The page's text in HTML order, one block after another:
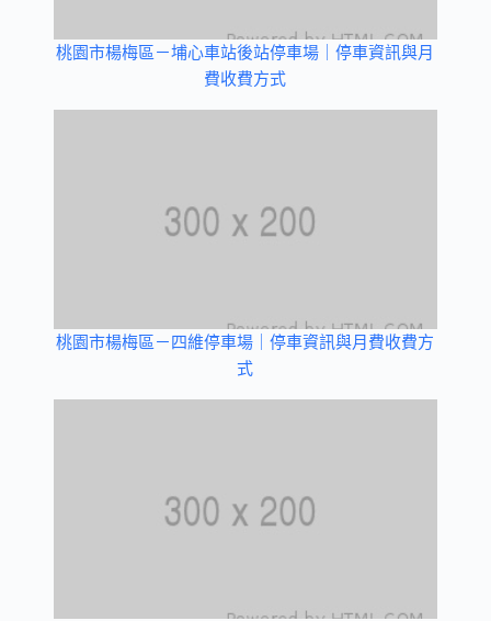
桃園市楊梅區－埔心車站後站停車場｜停車資訊與月
費收費方式
桃園市楊梅區－四維停車場｜停車資訊與月費收費方
式